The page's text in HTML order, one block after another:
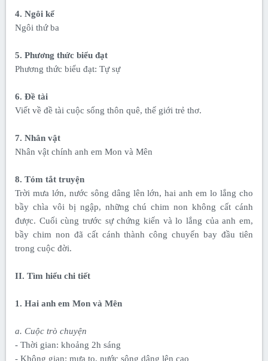
4. Ngôi kể
Ngôi thứ ba
5. Phương thức biểu đạt
Phương thức biểu đạt: Tự sự
6. Đề tài
Viết về đề tài cuộc sống thôn quê, thế giới trẻ thơ.
7. Nhân vật
Nhân vật chính anh em Mon và Mên
8. Tóm tắt truyện
Trời mưa lớn, nước sông dâng lên lớn, hai anh em lo lắng cho
bầy chìa vôi bị ngập, những chú chim non không cất cánh
được. Cuối cùng trước sự chứng kiến và lo lắng của anh em,
bầy chim non đã cất cánh thành công chuyến bay đầu tiên
trong cuộc đời.
II. Tìm hiểu chi tiết
1. Hai anh em Mon và Mên
a. Cuộc trò chuyện
- Thời gian: khoảng 2h sáng
- Không gian: mưa to, nước sông dâng lên cao